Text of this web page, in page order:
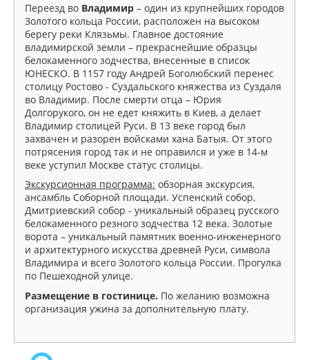
Переезд во Владимир – один из крупнейших городов
Золотого кольца России, расположен на высоком
берегу реки Клязьмы. Главное достояние
владимирской земли – прекраснейшие образцы
белокаменного зодчества, внесенные в список
ЮНЕСКО. В 1157 году Андрей Боголюбский перенес
столицу Ростово - Суздальского княжества из Суздаля
во Владимир. После смерти отца – Юрия
Долгорукого, он не едет княжить в Киев, а делает
Владимир столицей Руси. В 13 веке город был
захвачен и разорен войсками хана Батыя. От этого
потрясения город так и не оправился и уже в 14-м
веке уступил Москве статус столицы.
Экскурсионная программа: обзорная экскурсия,
ансамбль Соборной площади. Успенский собор,
Дмитриевский собор - уникальный образец русского
белокаменного резного зодчества 12 века. Золотые
ворота – уникальный памятник военно-инженерного
и архитектурного искусства древней Руси, символа
Владимира и всего Золотого кольца России. Прогулка
по Пешеходной улице.
Размещение в гостинице. По желанию возможна
организация ужина за дополнительную плату.